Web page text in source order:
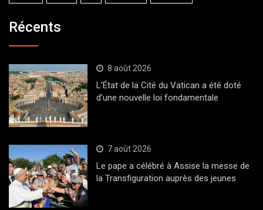
Récents
8 août 2026
L’État de la Cité du Vatican a été doté
d’une nouvelle loi fondamentale
7 août 2026
Le pape a célébré à Assise la messe de
la Transfiguration auprès des jeunes